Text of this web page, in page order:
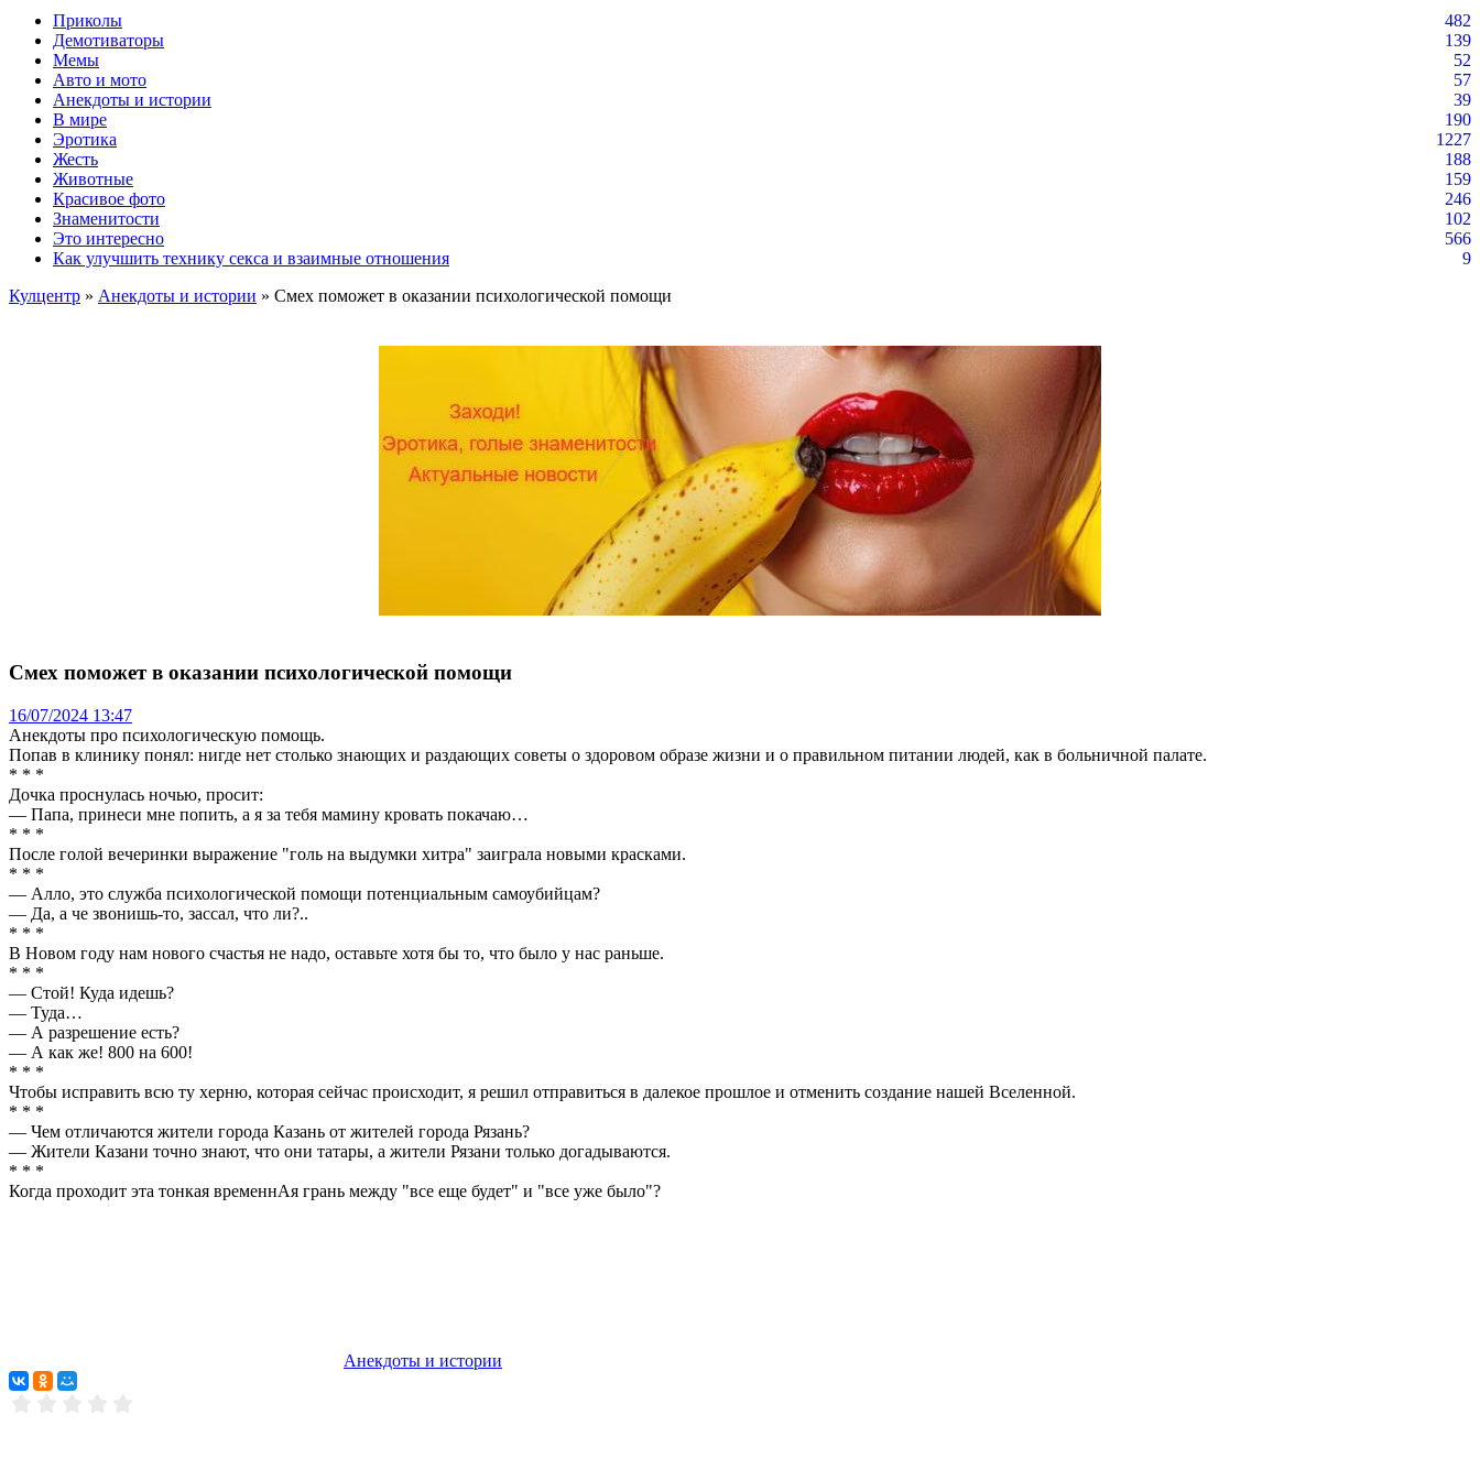
Приколы
482
Демотиваторы
139
Мемы
52
Авто и мото
57
Анекдоты и истории
39
В мире
190
Эротика
1227
Жесть
188
Животные
159
Красивое фото
246
Знаменитости
102
Это интересно
566
Как улучшить технику секса и взаимные отношения
9
Кулцентр » Анекдоты и истории » Смех поможет в оказании психологической помощи
Смех поможет в оказании психологической помощи
16/07/2024 13:47
Анекдоты про психологическую помощь.
Попав в клинику понял: нигде нет столько знающих и раздающих советы о здоровом образе жизни и о правильном питании людей, как в больничной палате.
* * *
Дочка проснулась ночью, просит:
— Папа, принеси мне попить, а я за тебя мамину кровать покачаю…
* * *
После голой вечеринки выражение "голь на выдумки хитра" заиграла новыми красками.
* * *
— Алло, это служба психологической помощи потенциальным самоубийцам?
— Да, а че звонишь-то, зассал, что ли?..
* * *
В Новом году нам нового счастья не надо, оставьте хотя бы то, что было у нас раньше.
* * *
— Стой! Куда идешь?
— Туда…
— А разрешение есть?
— А как же! 800 на 600!
* * *
Чтобы исправить всю ту херню, которая сейчас происходит, я решил отправиться в далекое прошлое и отменить создание нашей Вселенной.
* * *
— Чем отличаются жители города Казань от жителей города Рязань?
— Жители Казани точно знают, что они татары, а жители Рязани только догадываются.
* * *
Когда проходит эта тонкая временнАя грань между "все еще будет" и "все уже было"?
Анекдоты и истории